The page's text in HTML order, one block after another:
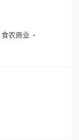
食农商业